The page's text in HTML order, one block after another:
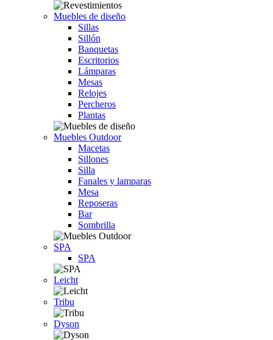
Muebles de diseño
Sillas
Sillón
Banquetas
Escritorios
Lámparas
Mesas
Relojes
Percheros
Plantas
Muebles Outdoor
Macetas
Sillones
Silla
Fanales y lamparas
Mesa
Reposeras
Bar
Sombrilla
SPA
SPA
Leicht
Tribu
Dyson